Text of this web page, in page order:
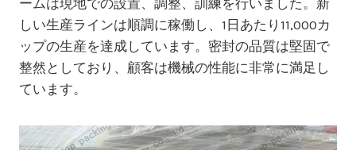
ームは現地での設置、調整、訓練を行いました。新
しい生産ラインは順調に稼働し、1日あたり11,000カ
ップの生産を達成しています。密封の品質は堅固で
整然としており、顧客は機械の性能に非常に満足し
ています。